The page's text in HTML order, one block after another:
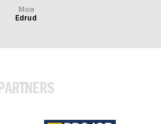
Moa
Edrud
PARTNERS